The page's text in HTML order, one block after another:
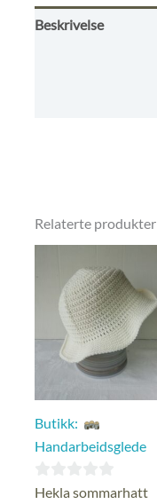
Beskrivelse
Relaterte produkter
Butikk:
Handarbeidsglede
0
Hekla sommarhatt